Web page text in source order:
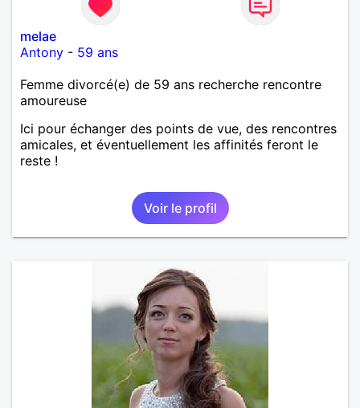
melae
Antony - 59 ans
Femme divorcé(e) de 59 ans recherche rencontre
amoureuse
Ici pour échanger des points de vue, des rencontres
amicales, et éventuellement les affinités feront le
reste !
Voir le profil